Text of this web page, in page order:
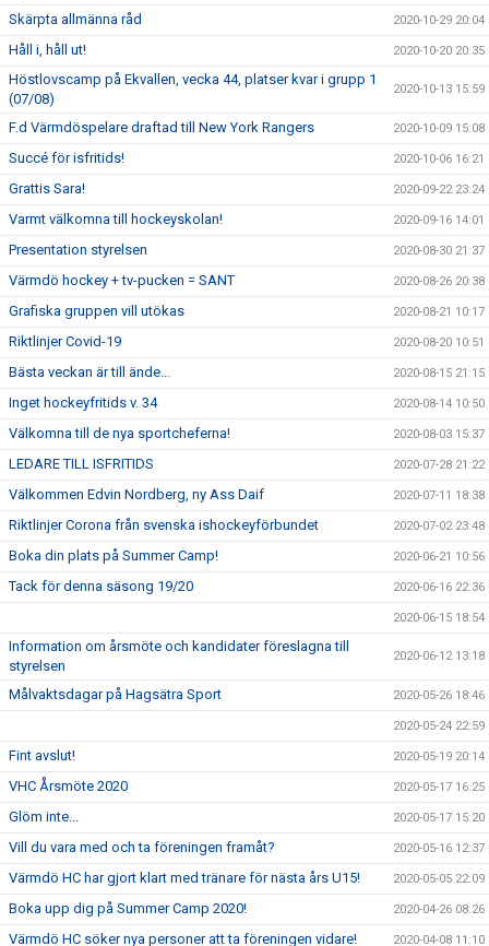
Skärpta allmänna råd 2020-10-29 20:04
Håll i, håll ut! 2020-10-20 20:35
Höstlovscamp på Ekvallen, vecka 44, platser kvar i grupp 1
(07/08)
2020-10-13 15:59
F.d Värmdöspelare draftad till New York Rangers 2020-10-09 15:08
Succé för isfritids! 2020-10-06 16:21
Grattis Sara! 2020-09-22 23:24
Varmt välkomna till hockeyskolan! 2020-09-16 14:01
Presentation styrelsen 2020-08-30 21:37
Värmdö hockey + tv-pucken = SANT 2020-08-26 20:38
Grafiska gruppen vill utökas 2020-08-21 10:17
Riktlinjer Covid-19 2020-08-20 10:51
Bästa veckan är till ände... 2020-08-15 21:15
Inget hockeyfritids v. 34 2020-08-14 10:50
Välkomna till de nya sportcheferna! 2020-08-03 15:37
LEDARE TILL ISFRITIDS 2020-07-28 21:22
Välkommen Edvin Nordberg, ny Ass Daif 2020-07-11 18:38
Riktlinjer Corona från svenska ishockeyförbundet 2020-07-02 23:48
Boka din plats på Summer Camp! 2020-06-21 10:56
Tack för denna säsong 19/20 2020-06-16 22:36
2020-06-15 18:54
Information om årsmöte och kandidater föreslagna till
styrelsen
2020-06-12 13:18
Målvaktsdagar på Hagsätra Sport 2020-05-26 18:46
2020-05-24 22:59
Fint avslut! 2020-05-19 20:14
VHC Årsmöte 2020 2020-05-17 16:25
Glöm inte... 2020-05-17 15:20
Vill du vara med och ta föreningen framåt? 2020-05-16 12:37
Värmdö HC har gjort klart med tränare för nästa års U15! 2020-05-05 22:09
Boka upp dig på Summer Camp 2020! 2020-04-26 08:26
Värmdö HC söker nya personer att ta föreningen vidare! 2020-04-08 11:10